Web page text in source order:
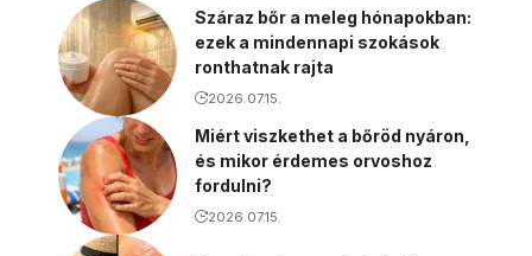
Száraz bőr a meleg hónapokban:
ezek a mindennapi szokások
ronthatnak rajta
2026.07.15.
Miért viszkethet a bőröd nyáron,
és mikor érdemes orvoshoz
fordulni?
2026.07.15.